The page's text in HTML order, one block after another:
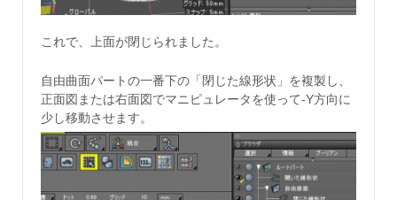
これで、上面が閉じられました。
自由曲面パートの一番下の「閉じた線形状」を複製し、
正面図または右面図でマニピュレータを使って-Y方向に
少し移動させます。